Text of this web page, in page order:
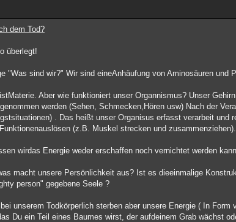
dem Tod?
überlegt!
"Was sind wir?" Wir sind eineAnhäufung von Aminosäuren und
Aber wie funktioniert unser Organnismus? Unser
werden (Sehen, Schmecken,Hören usw) Nach der
. Das heißt unser Organisus erfasst verarbeit
(z.B. Muskel strecken und zusammenziehen).
wirdas Energie weder erschaffen noch vernichtet werden
macht unsere Persönlichkeit aus? Ist es dieeinmalige
person" gegebene Seele ?
unserem Todkörperlich sterben aber unsere Energie ( In
Du ein Teil eines Baumes wirst, der aufdeinem Grab wächst